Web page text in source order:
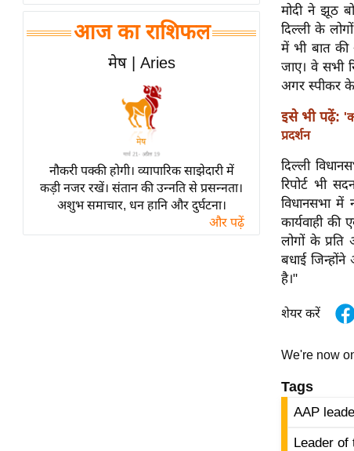
समीक्षा
धर्म
ज्योतिष
त्योहार
राशिफल
विशेष
विश्लेषण
आज का राशिफल
मेष | Aries
नौकरी पक्की होगी। व्यापारिक साझेदारी में
कड़ी नजर रखें। संतान की उन्नति से प्रसन्नता।
अशुभ समाचार, धन हानि और दुर्घटना।
और पढ़ें
मोदी ने झूठ
दिल्ली के
में भी बात की
जाए। वे सभी
अगर स्पीकर के
इसे भी पढ़ें:
प्रदर्शन
दिल्ली
रिपोर्ट भी
विधानसभा में
कार्यवाही
लोगों के
बधाई
है।"
शेयर करें
We're now
Tags
AAP
Leader of